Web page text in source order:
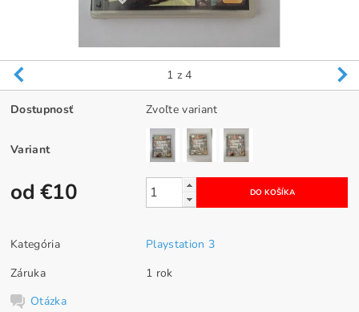
1 z 4
Dostupnosť Zvoľte variant
Variant
od €10
Kategória
Playstation 3
Záruka
1 rok
Otázka